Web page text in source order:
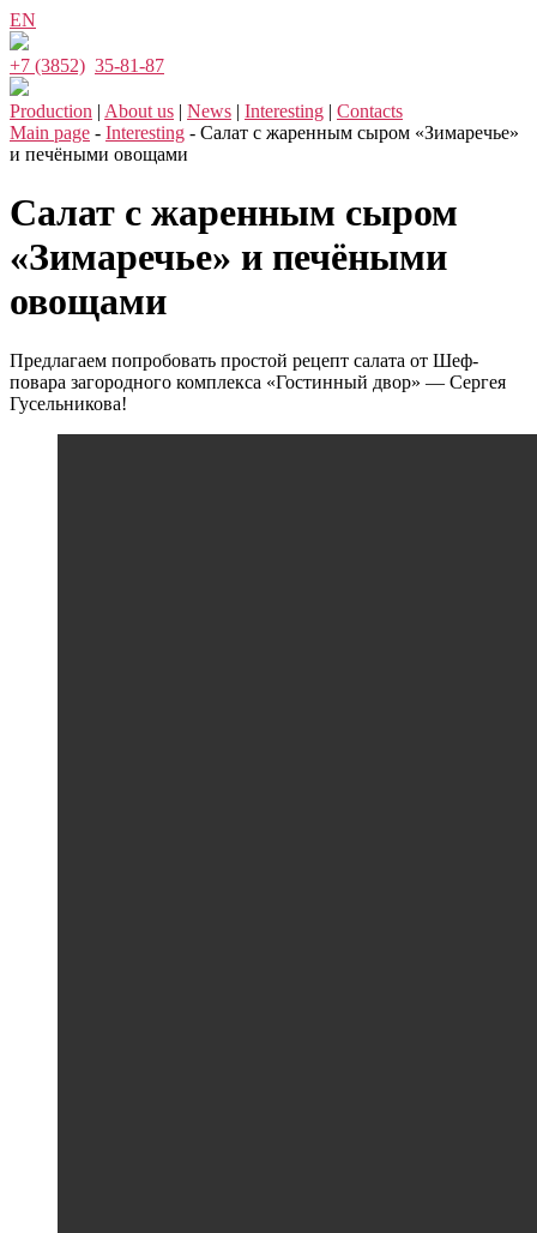
EN
+7 (3852) 35-81-87
Production | About us | News | Interesting | Contacts
Main page - Interesting - Салат с жаренным сыром «Зимаречье»
и печёными овощами
Салат с жаренным сыром
«Зимаречье» и печёными
овощами
Предлагаем попробовать простой рецепт салата от Шеф-
повара загородного комплекса «Гостинный двор» — Сергея
Гусельникова!